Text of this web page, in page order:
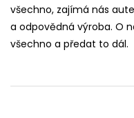
všechno, zajímá nás
a odpovědná výroba. O
všechno a předat to dál.